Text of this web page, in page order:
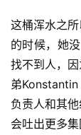
这桶浑水之
的时候，她
找不到人，
弟
负责人和其
会吐出更多集